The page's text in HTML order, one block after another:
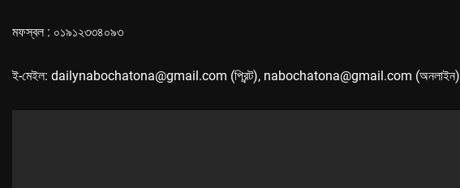
মফস্বল : ০১৯১২৩৩৪০৯৩
ই-মেইল: dailynabochatona@gmail.com (প্রিন্ট), nabochatona@gmail.com (অনলাইন)